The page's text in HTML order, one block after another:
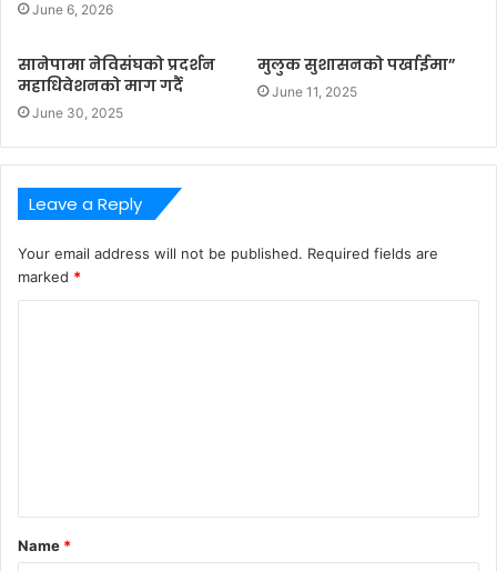
June 6, 2026
सानेपामा नेविसंघको प्रदर्शन
महाधिवेशनको माग गर्दै
June 30, 2025
मुलुक सुशासनको पर्खाईमा”
June 11, 2025
Leave a Reply
Your email address will not be published. Required fields are
marked *
t
*
Name *